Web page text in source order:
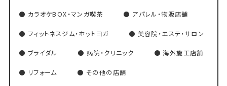
カラオケBOX・マンガ喫茶 アパレル・物販店舗
フィットネスジム・ホットヨガ 美容院・エステ・サロン
ブライダル 病院・クリニック 海外施工店舗
リフォーム その他の店舗